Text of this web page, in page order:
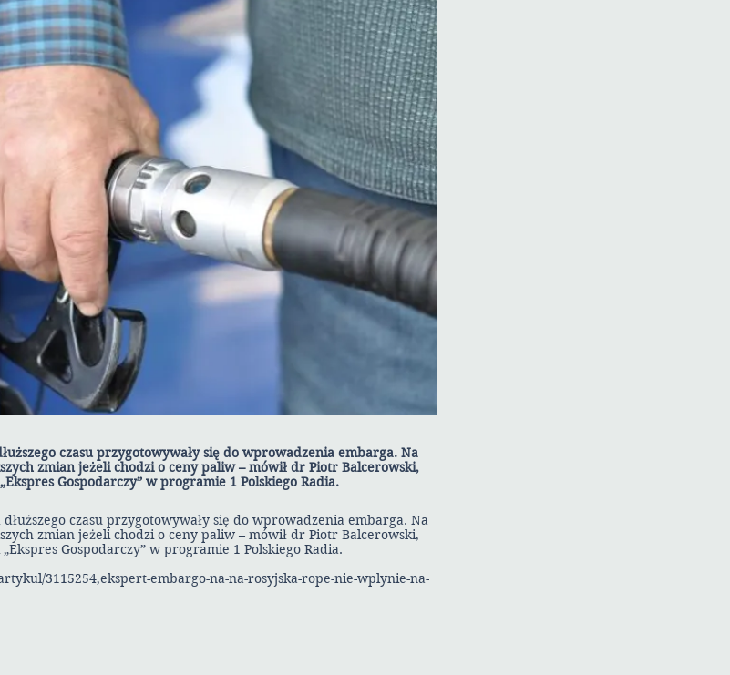
czasu przygotowywały się do wprowadzenia embarga. Na
zmian jeżeli chodzi o ceny paliw – mówił dr Piotr Balcerowski,
Gospodarczy” w programie 1 Polskiego Radia.
czasu przygotowywały się do wprowadzenia embarga. Na
zmian jeżeli chodzi o ceny paliw – mówił dr Piotr Balcerowski,
Gospodarczy” w programie 1 Polskiego Radia.
3115254,ekspert-embargo-na-na-rosyjska-rope-nie-wplynie-na-